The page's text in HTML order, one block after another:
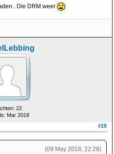
Die DRM weer
22
Mar 2018
#19
(09 May 2018, 22:28)